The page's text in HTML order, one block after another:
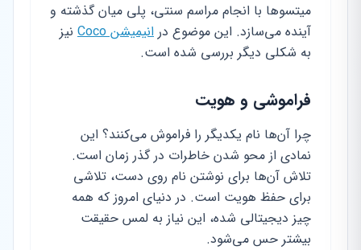
میتسوها با انجام مراسم سنتی، پلی میان گذشته و
آینده می‌سازد. این موضوع در انیمیشن Coco
نیز
به شکلی دیگر بررسی شده است.
فراموشی و هویت
چرا آن‌ها نام یکدیگر را فراموش می‌کنند؟ این
نمادی از محو شدن خاطرات در گذر زمان است.
تلاش آن‌ها برای نوشتن نام روی دست، تلاشی
برای حفظ هویت است. در دنیای امروز که همه
چیز دیجیتالی شده، این نیاز به لمس حقیقت
بیشتر حس می‌شود.